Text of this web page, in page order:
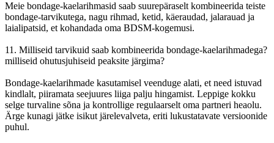
Meie bondage-kaelarihmasid saab suurepäraselt kombineerida teiste
bondage-tarvikutega, nagu rihmad, ketid, käeraudad, jalarauad ja
laialipatsid, et kohandada oma BDSM-kogemusi.
11. Milliseid tarvikuid saab kombineerida bondage-kaelarihmadega?
milliseid ohutusjuhiseid peaksite järgima?
Bondage-kaelarihmade kasutamisel veenduge alati, et need istuvad
kindlalt, piiramata seejuures liiga palju hingamist. Leppige kokku
selge turvaline sõna ja kontrollige regulaarselt oma partneri heaolu.
Ärge kunagi jätke isikut järelevalveta, eriti lukustatavate versioonide
puhul.